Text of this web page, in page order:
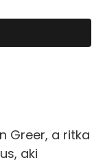
Greer, a ritka
aki